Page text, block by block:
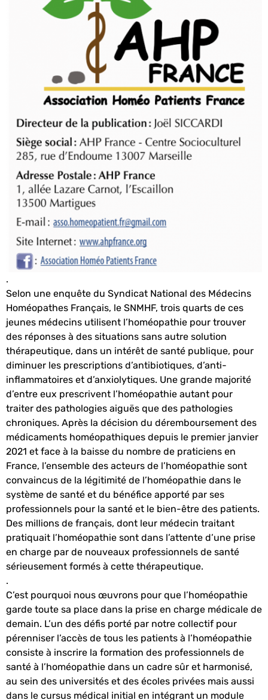
.
Selon une enquête du Syndicat National des Médecins
Homéopathes Français, le SNMHF, trois quarts de ces
jeunes médecins utilisent l’homéopathie pour trouver
des réponses à des situations sans autre solution
thérapeutique, dans un intérêt de santé publique, pour
diminuer les prescriptions d’antibiotiques, d’anti-
inflammatoires et d’anxiolytiques. Une grande majorité
d’entre eux prescrivent l’homéopathie autant pour
traiter des pathologies aiguës que des pathologies
chroniques. Après la décision du déremboursement des
médicaments homéopathiques depuis le premier janvier
2021 et face à la baisse du nombre de praticiens en
France, l’ensemble des acteurs de l’homéopathie sont
convaincus de la légitimité de l’homéopathie dans le
système de santé et du bénéfice apporté par ses
professionnels pour la santé et le bien-être des patients.
Des millions de français, dont leur médecin traitant
pratiquait l’homéopathie sont dans l’attente d’une prise
en charge par de nouveaux professionnels de santé
sérieusement formés à cette thérapeutique.
.
C’est pourquoi nous œuvrons pour que l’homéopathie
garde toute sa place dans la prise en charge médicale de
demain. L’un des défis porté par notre collectif pour
pérenniser l’accès de tous les patients à l’homéopathie
consiste à inscrire la formation des professionnels de
santé à l’homéopathie dans un cadre sûr et harmonisé,
au sein des universités et des écoles privées mais aussi
dans le cursus médical initial en intégrant un module